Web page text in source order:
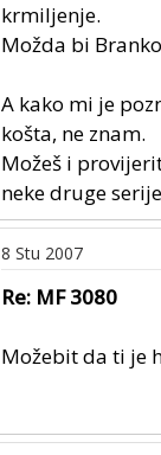
krmiljenje.
Možda bi
A kako mi je
košta, ne znam.
Možeš i
neke druge
8 Stu 2007
Re: MF 3080
Možebit da ti je